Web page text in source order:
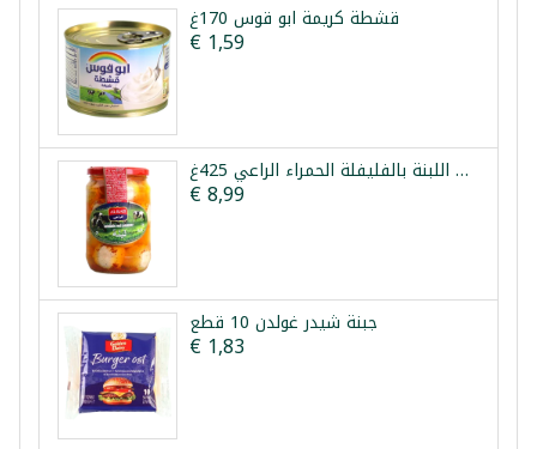
قشطة كريمة ابو قوس 170غ
€ 1,59
كرات اللبنة بالفليفلة الحمراء الراعي 425غ
€ 8,99
جبنة شيدر غولدن 10 قطع
€ 1,83